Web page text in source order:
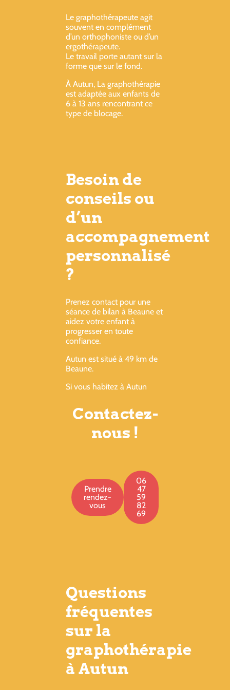
Le graphothérapeute agit
souvent en complément
d’un orthophoniste ou d’un
ergothérapeute.
Le travail porte autant sur la
forme que sur le fond.
À Autun, La graphothérapie
est adaptée aux enfants de
6 à 13 ans rencontrant ce
type de blocage.
Besoin de
conseils ou
d’un
accompagnement
personnalisé
?
Prenez contact pour une
séance de bilan à Beaune et
aidez votre enfant à
progresser en toute
confiance.
Autun est situé à 49 km de
Beaune.
Si vous habitez à Autun
Contactez-
nous !
Prendre
rendez-
vous
06
47
59
82
69
Questions
fréquentes
sur la
graphothérapie
à Autun